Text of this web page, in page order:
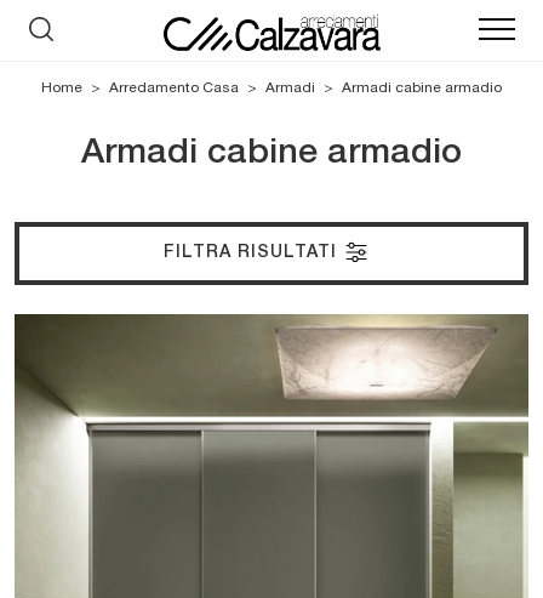
Home > Arredamento Casa > Armadi > Armadi cabine armadio
Armadi cabine armadio
FILTRA RISULTATI